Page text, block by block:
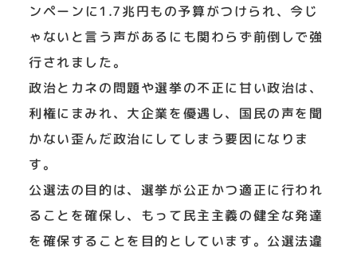
ンペーンに1.7兆円もの予算がつけられ、今じ
ゃないと言う声があるにも関わらず前倒しで強
行されました。
政治とカネの問題や選挙の不正に甘い政治は、
利権にまみれ、大企業を優遇し、国民の声を聞
かない歪んだ政治にしてしまう要因になりま
す。
公選法の目的は、選挙が公正かつ適正に行われ
ることを確保し、もって民主主義の健全な発達
を確保することを目的としています。公選法違